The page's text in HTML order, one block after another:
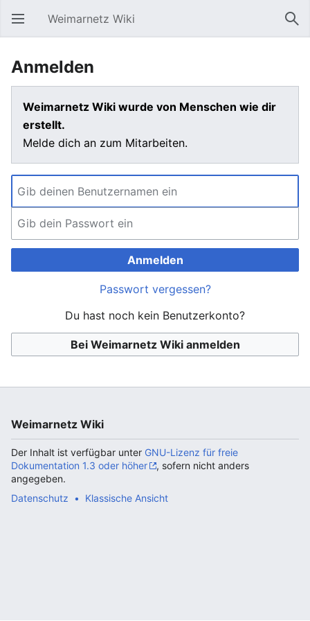
Hauptmenü öffnen Weimarnetz Wiki
Anmelden
Weimarnetz Wiki wurde von Menschen wie dir
erstellt.
Melde dich an zum Mitarbeiten.
Anmelden
Passwort vergessen?
Du hast noch kein Benutzerkonto?
Bei Weimarnetz Wiki anmelden
Weimarnetz Wiki
Der Inhalt ist verfügbar unter GNU-Lizenz für freie
Dokumentation 1.3 oder höher
, sofern nicht anders
angegeben.
Datenschutz
Klassische Ansicht